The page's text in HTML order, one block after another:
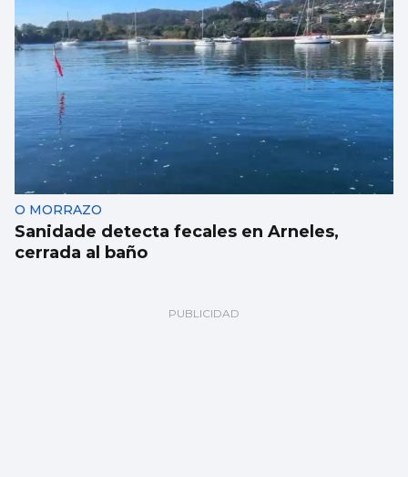
O MORRAZO
Sanidade detecta fecales en Arneles,
cerrada al baño